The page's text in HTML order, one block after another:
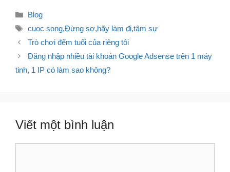
Danh
Blog
Thẻ
cuoc song,Đừng sợ,hãy làm đi,tâm sự
Điều
hướng
viết
Trò chơi đếm tuổi của riêng tôi
Đăng nhập nhiều tài khoản Google Adsense trên 1 máy
tinh, 1 IP có làm sao không?
Viết một bình luận